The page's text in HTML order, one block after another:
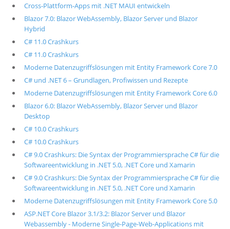
Cross-Plattform-Apps mit .NET MAUI entwickeln
Blazor 7.0: Blazor WebAssembly, Blazor Server und Blazor
Hybrid
C# 11.0 Crashkurs
C# 11.0 Crashkurs
Moderne Datenzugriffslösungen mit Entity Framework Core 7.0
C# und .NET 6 – Grundlagen, Profiwissen und Rezepte
Moderne Datenzugriffslösungen mit Entity Framework Core 6.0
Blazor 6.0: Blazor WebAssembly, Blazor Server und Blazor
Desktop
C# 10.0 Crashkurs
C# 10.0 Crashkurs
C# 9.0 Crashkurs: Die Syntax der Programmiersprache C# für die
Softwareentwicklung in .NET 5.0, .NET Core und Xamarin
C# 9.0 Crashkurs: Die Syntax der Programmiersprache C# für die
Softwareentwicklung in .NET 5.0, .NET Core und Xamarin
Moderne Datenzugriffslösungen mit Entity Framework Core 5.0
ASP.NET Core Blazor 3.1/3.2: Blazor Server und Blazor
Webassembly - Moderne Single-Page-Web-Applications mit